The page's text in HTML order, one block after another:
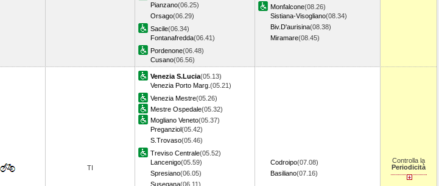
Pianzano(06.25)
Orsago(06.29)
Sacile(06.34)
Fontanafredda(06.41)
Pordenone(06.48)
Cusano(06.56)
Monfalcone(08.26)
Sistiana-Visogliano(08.34)
Biv.D'aurisina(08.38)
Miramare(08.45)
TI
Venezia S.Lucia(05.13)
Venezia Porto Marg. (05.21)
Venezia Mestre(05.26)
Mestre Ospedale(05.32)
Mogliano Veneto(05.37)
Preganziol(05.42)
S.Trovaso(05.46)
Treviso Centrale(05.52)
Lancenigo(05.59)
Spresiano(06.05)
Susegana(06.11)
Codroipo(07.08)
Basiliano(07.16)
Controlla la
Periodicità